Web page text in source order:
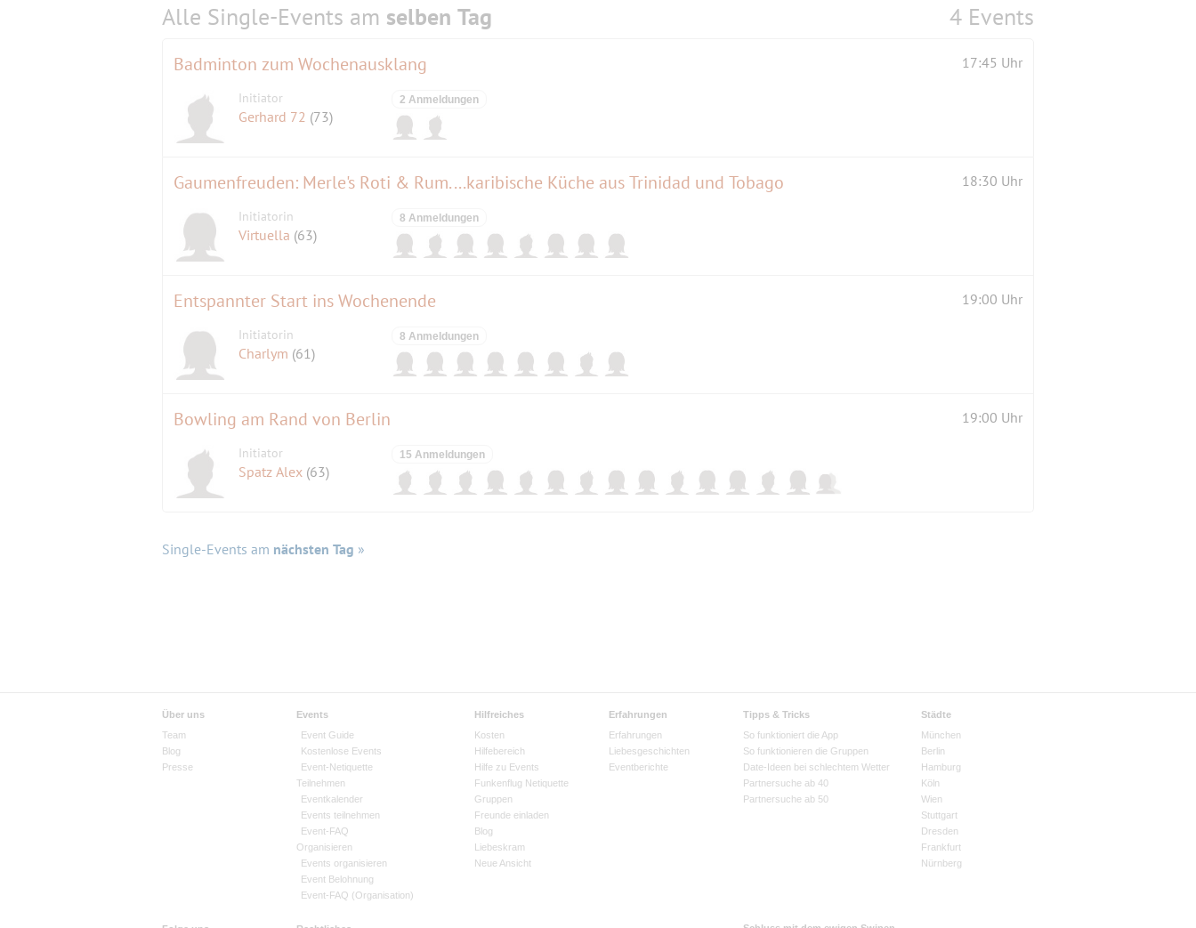
Alle Single-Events am selben Tag 4 Events
Badminton zum Wochenausklang 17:45 Uhr
Initiator
Gerhard 72 (73)
2 Anmeldungen
Gaumenfreuden: Merle's Roti & Rum....karibische Küche aus Trinidad und Tobago 18:30 Uhr
Initiatorin
Virtuella (63)
8 Anmeldungen
Entspannter Start ins Wochenende 19:00 Uhr
Initiatorin
Charlym (61)
8 Anmeldungen
Bowling am Rand von Berlin 19:00 Uhr
Initiator
Spatz Alex (63)
15 Anmeldungen
Single-Events am nächsten Tag »
Über uns
Team
Blog
Presse
Events
Event Guide
Kostenlose Events
Event-Netiquette
Teilnehmen
Eventkalender
Events teilnehmen
Event-FAQ
Organisieren
Events organisieren
Event Belohnung
Event-FAQ (Organisation)
Hilfreiches
Kosten
Hilfebereich
Hilfe zu Events
Funkenflug Netiquette
Gruppen
Freunde einladen
Blog
Liebeskram
Neue Ansicht
Erfahrungen
Erfahrungen
Liebesgeschichten
Eventberichte
Tipps & Tricks
So funktioniert die App
So funktionieren die Gruppen
Date-Ideen bei schlechtem Wetter
Partnersuche ab 40
Partnersuche ab 50
Städte
München
Berlin
Hamburg
Köln
Wien
Stuttgart
Dresden
Frankfurt
Nürnberg